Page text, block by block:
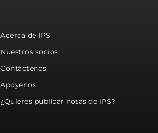
Acerca de IPS
Nuestros socios
Contáctenos
Apóyenos
¿Quieres publicar notas de IPS?